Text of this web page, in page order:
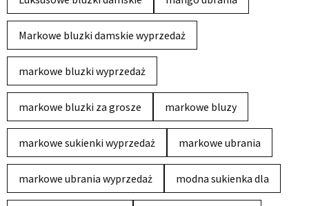
Markowe bluzki damskie wyprzedaż
markowe bluzki wyprzedaż
markowe bluzki za grosze markowe bluzy
markowe sukienki wyprzedaż markowe ubrania
markowe ubrania wyprzedaż modna sukienka dla